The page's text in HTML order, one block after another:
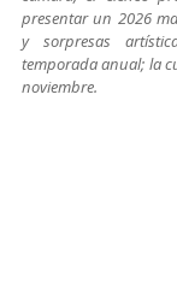
presentar un 2026
y sorpresas
temporada anual; la
noviembre.